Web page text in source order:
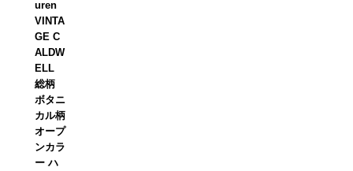
uren
VINTA
GE C
ALDW
ELL
総柄
ボタニ
カル柄
オープ
ンカラ
ー ハ